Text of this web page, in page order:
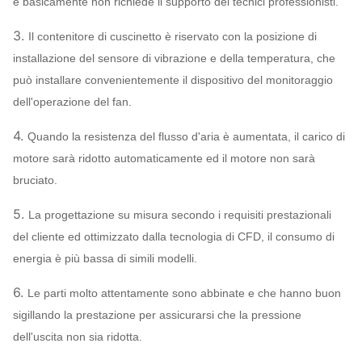
ventilatore
centrifugo
Sistema
Ventola
SS304, SS316,
HG785, DB685…
Intelaiatura,
cono della presa
Ammortizzatore
45# acciaio
(acciaio per
3. Il contenitore di cuscinetto è riservato con la posizione di
installazione del sensore di vibrazione e della temperatura, che
può installare convenientemente il dispositivo del monitoraggio
dell'operazione del fan.
4. Quando la resistenza del flusso d'aria è aumentata, il carico di
motore sarà ridotto automaticamente ed il motore non sarà
bruciato.
5. La progettazione su misura secondo i requisiti prestazionali
del cliente ed ottimizzato dalla tecnologia di CFD, il consumo di
energia è più bassa di simili modelli.
6. Le parti molto attentamente sono abbinate e che hanno buon
sigillando la prestazione per assicurarsi che la pressione
dell'uscita non sia ridotta.